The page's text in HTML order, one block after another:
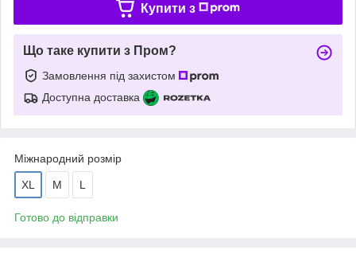
Купити з
Що таке купити з Пром?
Замовлення під захистом
Доступна доставка
Міжнародний розмір
XL M L
Готово до відправки